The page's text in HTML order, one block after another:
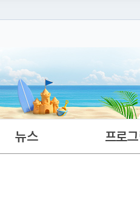
URL에서 도메인 주소를 확인해 보세요
뉴스 프로